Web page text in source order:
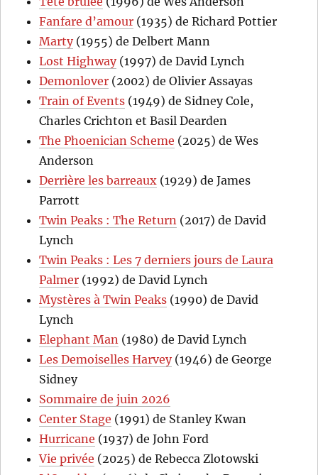
Fanfare d’amour (1935) de Richard Pottier
Marty(1955) de Delbert Mann
Lost Highway(1997) de David Lynch
Demonlover (2002) de Olivier Assayas
Train of Events (1949) de Sidney Cole,
Charles Crichton et Basil Dearden
The Phoenician Scheme (2025) de Wes
Anderson
Derrière les barreaux (1929) de James
Parrott
Twin Peaks : The Return (2017) de David
Lynch
Twin Peaks : Les 7 derniers jours de Laura
Palmer (1992) de David Lynch
Mystères à Twin Peaks (1990) de David
Lynch
Elephant Man (1980) de David Lynch
Les Demoiselles Harvey(1946) de George
Sidney
Sommaire de juin 2026
Center Stage (1991) de Stanley Kwan
Hurricane (1937) de John Ford
Vie privée (2025) de Rebecca Zlotowski